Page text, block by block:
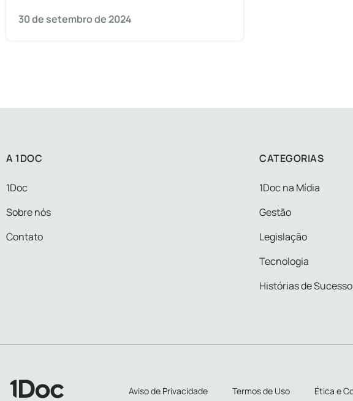
30 de setembro de 2024
A 1DOC
1Doc
Sobre nós
Contato
CATEGORIAS
1Doc na Mídia
Gestão
Legislação
Tecnologia
Histórias de Sucesso
Aviso de Privacidade Termos de Uso Ética e